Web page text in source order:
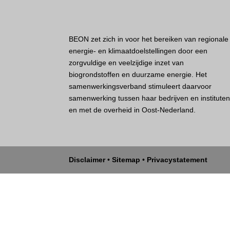
BEON zet zich in voor het bereiken van regionale
energie- en klimaatdoelstellingen door een
zorgvuldige en veelzijdige inzet van
biogrondstoffen en duurzame energie. Het
samenwerkingsverband stimuleert daarvoor
samenwerking tussen haar bedrijven en instituten
en met de overheid in Oost-Nederland.
Disclaimer•Sitemap • Privacystatement